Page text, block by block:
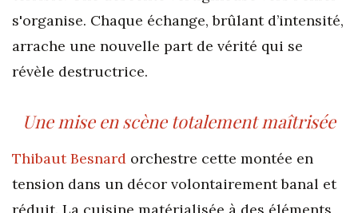
s'organise. Chaque échange, brûlant d’intensité,
arrache une nouvelle part de vérité qui se
révèle destructrice.
Une mise en scène totalement maîtrisée
Thibaut Besnard orchestre cette montée en
tension dans un décor volontairement banal et
réduit. La cuisine matérialisée à des éléments